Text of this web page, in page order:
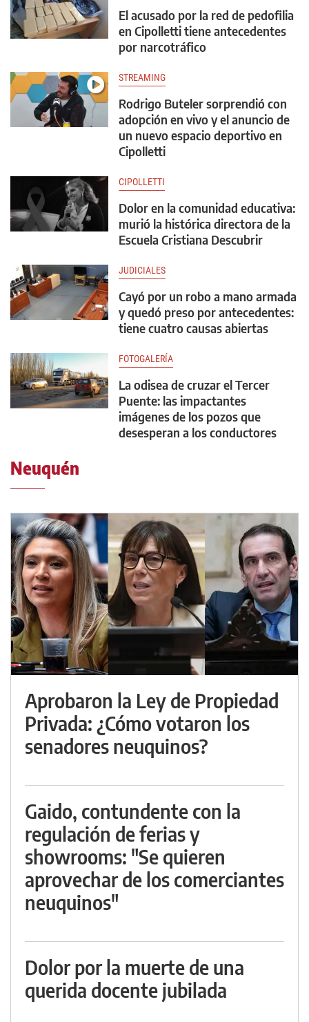
El acusado por la red de pedofilia
en Cipolletti tiene antecedentes
por narcotráfico
STREAMING
Rodrigo Buteler sorprendió con
adopción en vivo y el anuncio de
un nuevo espacio deportivo en
Cipolletti
CIPOLLETTI
Dolor en la comunidad educativa:
murió la histórica directora de la
Escuela Cristiana Descubrir
JUDICIALES
Cayó por un robo a mano armada
y quedó preso por antecedentes:
tiene cuatro causas abiertas
FOTOGALERÍA
La odisea de cruzar el Tercer
Puente: las impactantes
imágenes de los pozos que
desesperan a los conductores
Neuquén
Aprobaron la Ley de Propiedad
Privada: ¿Cómo votaron los
senadores neuquinos?
Gaido, contundente con la
regulación de ferias y
showrooms: "Se quieren
aprovechar de los comerciantes
neuquinos"
Dolor por la muerte de una
querida docente jubilada